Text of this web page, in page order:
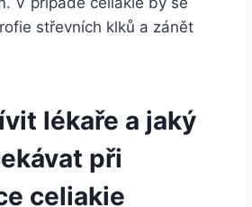
střevních klků a zánět
lékaře a jaký
při
celiakie